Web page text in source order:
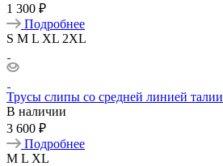
1 300 ₽
Подробнее
S M L XL 2XL
Трусы слипы со средней линией талии
В наличии
3 600 ₽
Подробнее
M L XL